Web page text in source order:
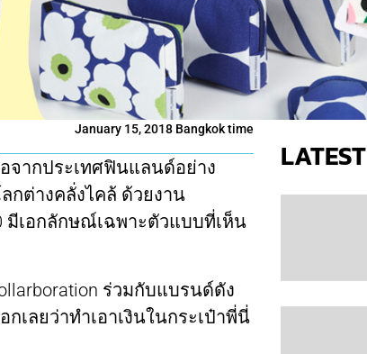
January 15, 2018 Bangkok time
จากประเทศฟินแลนด์อย่าง
กต่างคลั่งไคล้ ด้วยงาน
มีเอกลักษณ์เฉพาะตัวแบบที่เห็น
ร่วมกับแบรนด์ดัง
ลยว่าทำเอาเงินในกระเป๋าพี่นี่